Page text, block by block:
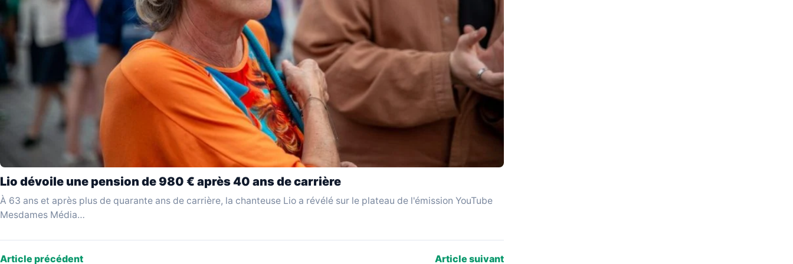
Lio dévoile une pension de 980 € après 40 ans de carrière
À 63 ans et après plus de quarante ans de carrière, la chanteuse Lio a révélé sur le plateau de l'émission YouTube
Mesdames Média…
Article précédent Article suivant